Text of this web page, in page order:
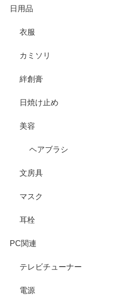
日用品
衣服
カミソリ
絆創膏
日焼け止め
美容
ヘアブラシ
文房具
マスク
耳栓
PC関連
テレビチューナー
電源